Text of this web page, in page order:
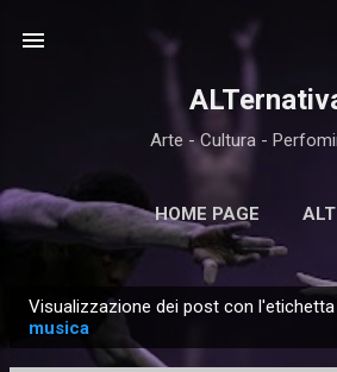
Passa ai contenuti
Arte - Cultura -
HOME PAGE
o
Visualizzazione dei post con l'etichetta
musica